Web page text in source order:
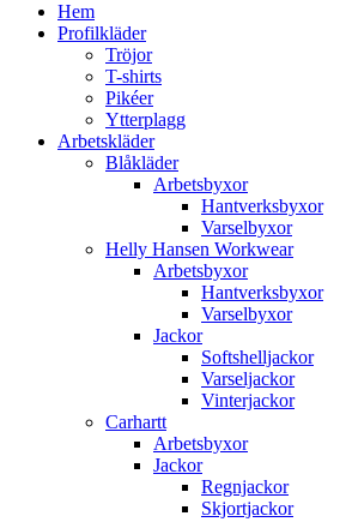
Hem
Profilkläder
Tröjor
T-shirts
Pikéer
Ytterplagg
Arbetskläder
Blåkläder
Arbetsbyxor
Hantverksbyxor
Varselbyxor
Helly Hansen Workwear
Arbetsbyxor
Hantverksbyxor
Varselbyxor
Jackor
Softshelljackor
Varseljackor
Vinterjackor
Carhartt
Arbetsbyxor
Jackor
Regnjackor
Skjortjackor